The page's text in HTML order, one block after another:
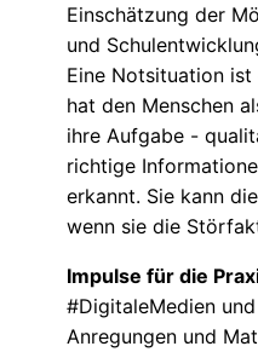
Einschätzung der
und
Eine Notsituation
hat den Menschen
ihre Aufgabe -
richtige
erkannt. Sie kann
wenn sie die
Impulse für die
#DigitaleMedien
Anregungen und